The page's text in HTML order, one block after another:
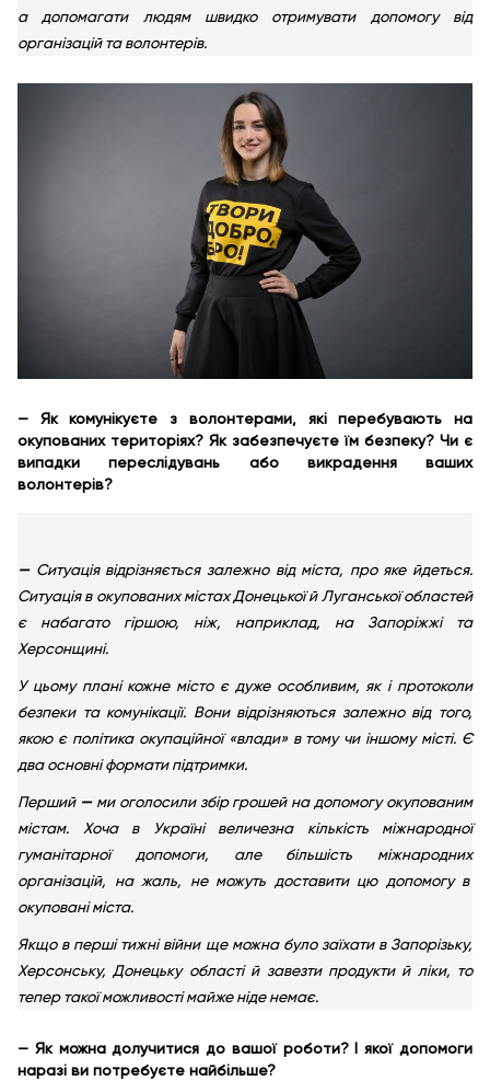
а допомагати людям швидко отримувати допомогу від
організацій та волонтерів.
— Як комунікуєте з волонтерами, які перебувають на
окупованих територіях? Як забезпечуєте їм безпеку? Чи є
випадки переслідувань або викрадення ваших
волонтерів?
—Ситуація відрізняється залежно від міста, про яке йдеться.
Ситуація в окупованих містах Донецької й Луганської областей
є набагато гіршою, ніж, наприклад, на Запоріжжі та
Херсонщині.
У цьому плані кожне місто є дуже особливим, як і протоколи
безпеки та комунікації. Вони відрізняються залежно від того,
якою є політика окупаційної «влади» в тому чи іншому місті. Є
два основні формати підтримки.
Перший — ми оголосили збір грошей на допомогу окупованим
містам. Хоча в Україні величезна кількість міжнародної
гуманітарної допомоги, але більшість міжнародних
організацій, на жаль, не можуть доставити цю допомогу в
окуповані міста.
Якщо в перші тижні війни ще можна було заїхати в Запорізьку,
Херсонську, Донецьку області й завезти продукти й ліки, то
тепер такої можливості майже ніде немає.
— Як можна долучитися до вашої роботи? І якої допомоги
наразі ви потребуєте найбільше?